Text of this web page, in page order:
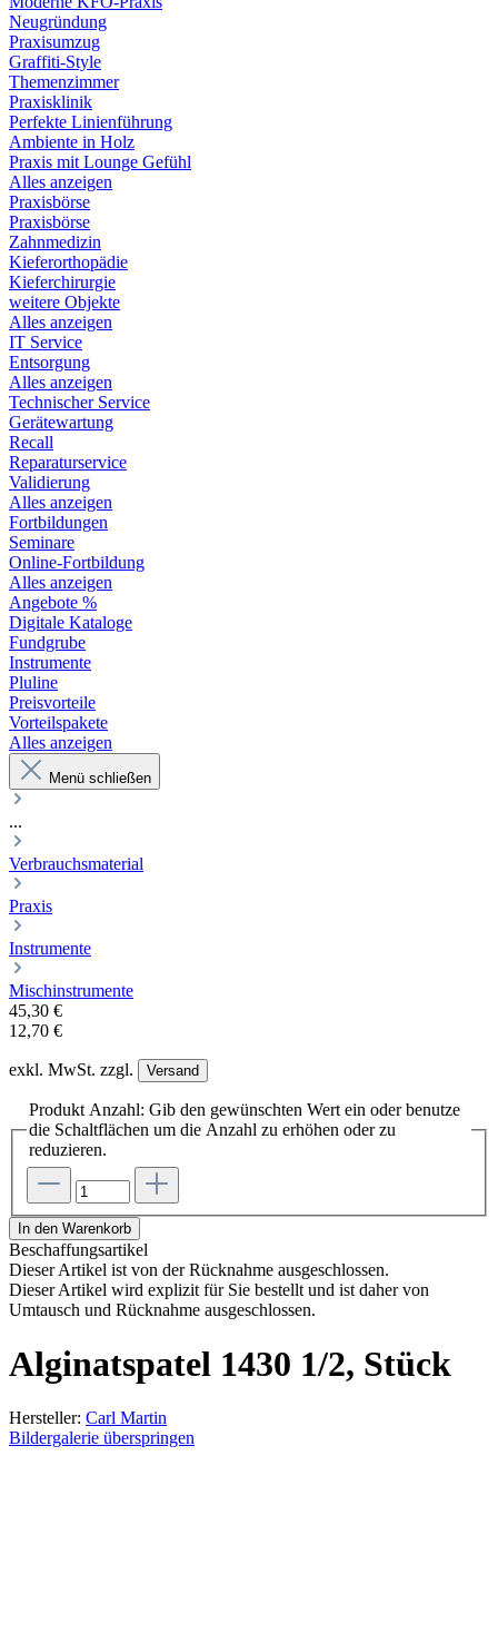
Neugründung
Praxisumzug
Graffiti-Style
Themenzimmer
Praxisklinik
Perfekte Linienführung
Ambiente in Holz
Praxis mit Lounge Gefühl
Alles anzeigen
Praxisbörse
Praxisbörse
Zahnmedizin
Kieferorthopädie
Kieferchirurgie
weitere Objekte
Alles anzeigen
IT Service
Entsorgung
Alles anzeigen
Technischer Service
Gerätewartung
Recall
Reparaturservice
Validierung
Alles anzeigen
Fortbildungen
Seminare
Online-Fortbildung
Alles anzeigen
Angebote %
Digitale Kataloge
Fundgrube
Instrumente
Pluline
Preisvorteile
Vorteilspakete
Alles anzeigen
Menü schließen
...
Verbrauchsmaterial
Praxis
Instrumente
Mischinstrumente
45,30 €
12,70 €
exkl. MwSt. zzgl. Versand
Produkt Anzahl: Gib den gewünschten Wert ein oder benutze
die Schaltflächen um die Anzahl zu erhöhen oder zu
reduzieren.
In den Warenkorb
Beschaffungsartikel
Dieser Artikel ist von der Rücknahme ausgeschlossen.
Dieser Artikel wird explizit für Sie bestellt und ist daher von
Umtausch und Rücknahme ausgeschlossen.
Alginatspatel 1430 1/2, Stück
Hersteller: Carl Martin
Bildergalerie überspringen